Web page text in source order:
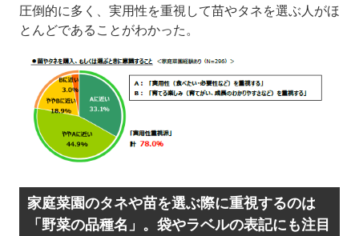
圧倒的に多く、実用性を重視して苗やタネを選ぶ人がほ
とんどであることがわかった。
家庭菜園のタネや苗を選ぶ際に重視するのは
「野菜の品種名」。袋やラベルの表記にも注目